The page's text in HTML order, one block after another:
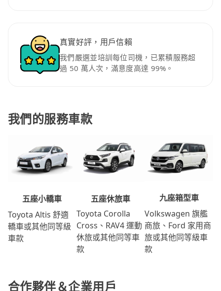
真實好評，用戶信賴
我們嚴選並培訓每位司機，已累積服務超
過 50 萬人次，滿意度高達 99%。
我們的服務車款
五座小轎車
Toyota Altis 舒適
轎車或其他同等級
車款
五座休旅車
Toyota Corolla
Cross、RAV4 運動
休旅或其他同等車
款
九座箱型車
Volkswagen 旗艦
商旅、Ford 家用商
旅或其他同等級車
款
合作夥伴＆企業用戶